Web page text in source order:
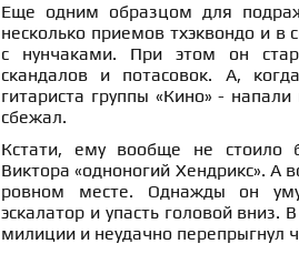
Еще одним образцом для
несколько приемов тхэквондо и в
с нунчаками. При этом он
скандалов и потасовок. А,
гитариста группы «Кино» -
сбежал.
Кстати, ему вообще не стоило
Виктора «одноногий Хендрикс». А
ровном месте. Однажды он
эскалатор и упасть головой вниз.
милиции и неудачно перепрыгнул